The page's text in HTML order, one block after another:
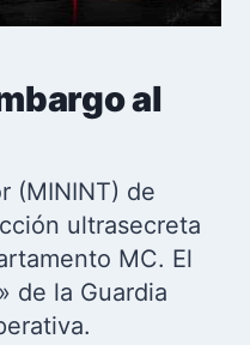
al
(MININT) de
ultrasecreta
MC. El
de la Guardia